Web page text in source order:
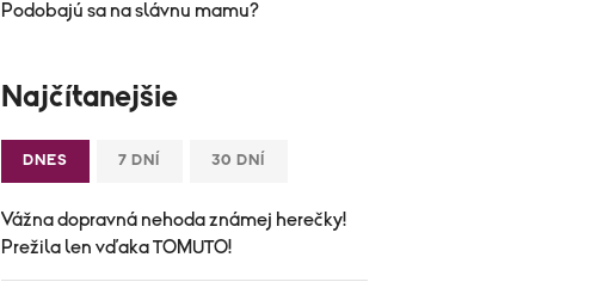
Podobajú sa na slávnu mamu?
Najčítanejšie
DNES 7 DNÍ 30 DNÍ
Vážna dopravná nehoda známej herečky!
Prežila len vďaka TOMUTO!